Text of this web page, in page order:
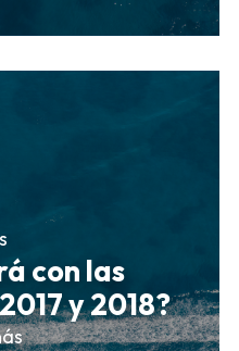
con las
y 2018?